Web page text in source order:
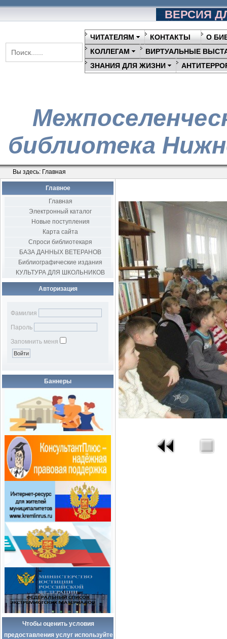
ВЕРСИЯ
ЧИТАТЕЛЯМ КОНТАКТЫ
О
КОЛЛЕГАМ
ВИРТУАЛЬНЫЕ
ЗНАНИЯ ДЛЯ ЖИЗНИ
библиотека
Вы здесь: Главная
Главное
Главная
Электронный каталог
Новые поступления
Карта сайта
Спроси библиотекаря
БАЗА ДАННЫХ ВЕТЕРАНОВ
Библиографические издания
КУЛЬТУРА ДЛЯ ШКОЛЬНИКОВ
Авторизация
Фамилия
Пароль
Запомнить меня
Баннеры
Чтобы оценить условия
предоставления услуг используйте